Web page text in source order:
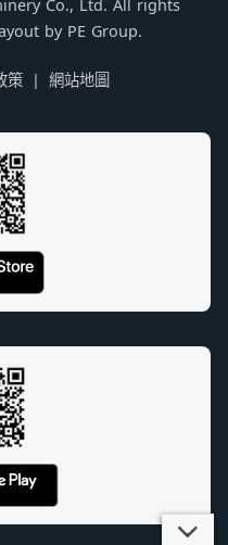
Co., Ltd. All rights
by PE Group.
策 網站地圖